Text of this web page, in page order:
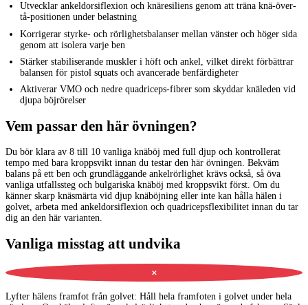
Utvecklar ankeldorsiflexion och knäresiliens genom att träna knä-över-
tå-positionen under belastning
Korrigerar styrke- och rörlighetsbalanser mellan vänster och höger sida
genom att isolera varje ben
Stärker stabiliserande muskler i höft och ankel, vilket direkt förbättrar
balansen för pistol squats och avancerade benfärdigheter
Aktiverar VMO och nedre quadriceps-fibrer som skyddar knäleden vid
djupa böjrörelser
Vem passar den här övningen?
Du bör klara av 8 till 10 vanliga knäböj med full djup och kontrollerat
tempo med bara kroppsvikt innan du testar den här övningen. Bekväm
balans på ett ben och grundläggande ankelrörlighet krävs också, så öva
vanliga utfallssteg och bulgariska knäböj med kroppsvikt först. Om du
känner skarp knäsmärta vid djup knäböjning eller inte kan hålla hälen i
golvet, arbeta med ankeldorsiflexion och quadricepsflexibilitet innan du tar
dig an den här varianten.
Vanliga misstag att undvika
✕
Lyfter hälens framfot från golvet: Håll hela framfoten i golvet under hela